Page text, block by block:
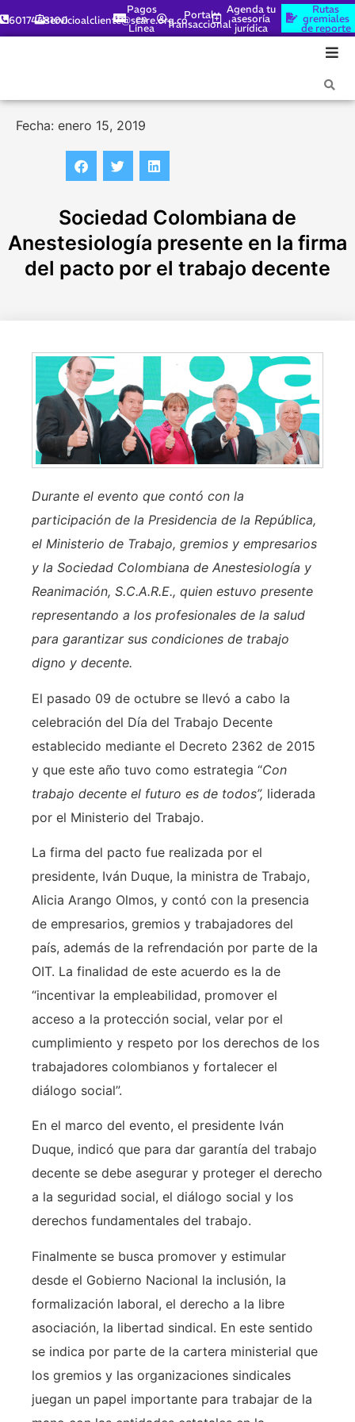
6017448100servicioalcliente@scare.org.co
Pagos
en
Línea
Portal
Transaccional
Agenda tu
asesoría
jurídica
Rutas
gremiales
de reporte
Fecha: enero 15, 2019
Sociedad Colombiana de
Anestesiología presente en la firma
del pacto por el trabajo decente
Durante el evento que contó con la
participación de la Presidencia de la República,
el Ministerio de Trabajo, gremios y empresarios
y la Sociedad Colombiana de Anestesiología y
Reanimación, S.C.A.R.E., quien estuvo presente
representando a los profesionales de la salud
para garantizar sus condiciones de trabajo
digno y decente.
El pasado 09 de octubre se llevó a cabo la
celebración del Día del Trabajo Decente
establecido mediante el Decreto 2362 de 2015
y que este año tuvo como estrategia “Con
trabajo decente el futuro es de todos”, liderada
por el Ministerio del Trabajo.
La firma del pacto fue realizada por el
presidente, Iván Duque, la ministra de Trabajo,
Alicia Arango Olmos, y contó con la presencia
de empresarios, gremios y trabajadores del
país, además de la refrendación por parte de la
OIT. La finalidad de este acuerdo es la de
“incentivar la empleabilidad, promover el
acceso a la protección social, velar por el
cumplimiento y respeto por los derechos de los
trabajadores colombianos y fortalecer el
diálogo social”.
En el marco del evento, el presidente Iván
Duque, indicó que para dar garantía del trabajo
decente se debe asegurar y proteger el derecho
a la seguridad social, el diálogo social y los
derechos fundamentales del trabajo.
Finalmente se busca promover y estimular
desde el Gobierno Nacional la inclusión, la
formalización laboral, el derecho a la libre
asociación, la libertad sindical. En este sentido
se indica por parte de la cartera ministerial que
los gremios y las organizaciones sindicales
juegan un papel importante para trabajar de la